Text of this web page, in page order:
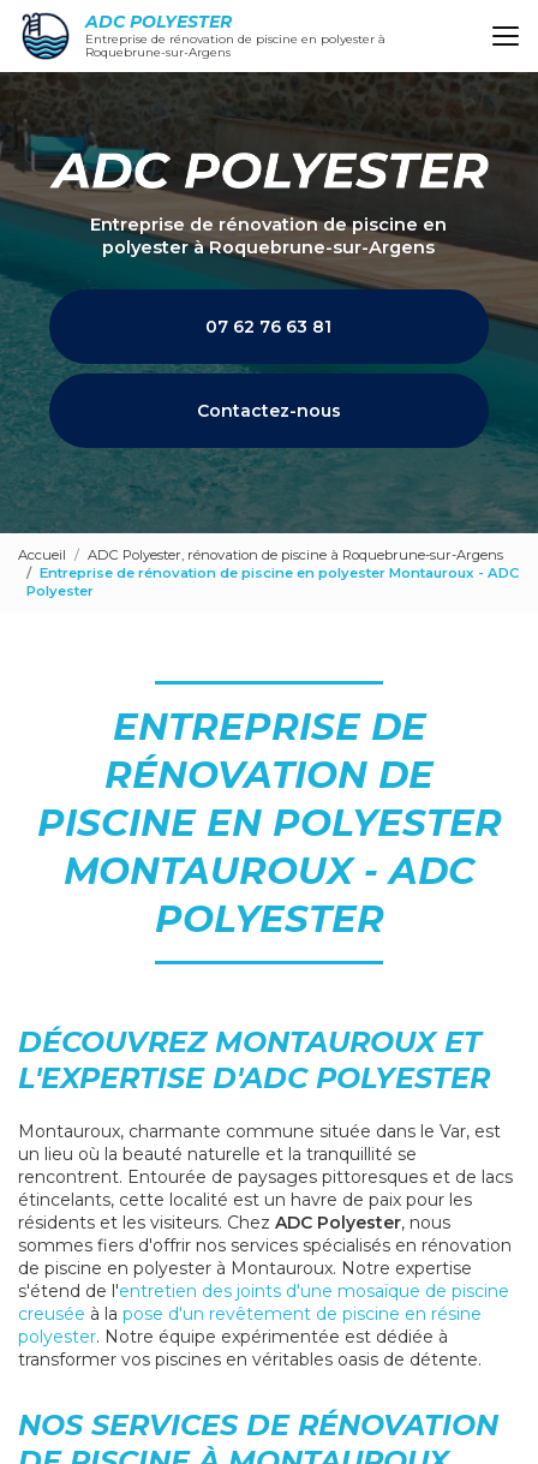
Aller
contenu
principal
ADC POLYESTER
Entreprise de rénovation de piscine en polyester à
Roquebrune-sur-Argens
Entreprise de rénovation de piscine en
polyesterà Roquebrune-sur-Argens
07 62 76 63 81
Contactez-nous
Accueil
ADC Polyester, rénovation de piscine à Roquebrune-sur-Argens
Entreprise de rénovation de piscine en polyester Montauroux - ADC
Polyester
ENTREPRISE DE
RÉNOVATION DE
PISCINE EN POLYESTER
MONTAUROUX - ADC
POLYESTER
DÉCOUVREZ MONTAUROUX ET
L'EXPERTISE D'ADC POLYESTER
Montauroux, charmante commune située dans le Var, est
un lieu où la beauté naturelle et la tranquillité se
rencontrent. Entourée de paysages pittoresques et de lacs
étincelants, cette localité est un havre de paix pour les
résidents et les visiteurs. Chez ADC Polyester, nous
sommes fiers d'offrir nos services spécialisés en rénovation
de piscine en polyester à Montauroux. Notre expertise
s'étend de l'entretien des joints d'une mosaïque de piscine
creusée à la pose d'un revêtement de piscine en résine
polyester. Notre équipe expérimentée est dédiée à
transformer vos piscines en véritables oasis de détente.
NOS SERVICES DE RÉNOVATION